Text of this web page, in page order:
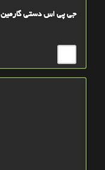
جی پی اس دستی گارمین Garmin ETREX 32x